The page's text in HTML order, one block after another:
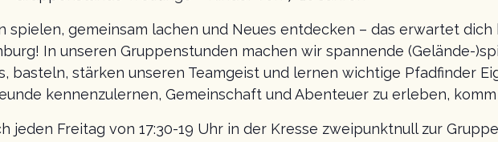
spielen, gemeinsam lachen und Neues entdecken – das erwartet dich
In unseren Gruppenstunden machen wir spannende (Gelände-
basteln, stärken unseren Teamgeist und lernen wichtige Pfadfinder
kennenzulernen, Gemeinschaft und Abenteuer zu erleben,
jeden Freitag von 17:30-19 Uhr in der Kresse zweipunktnull zur